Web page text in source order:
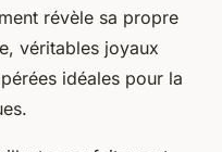
révèle sa propre
véritables joyaux
idéales pour la